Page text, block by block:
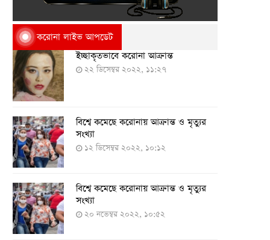
করোনা লাইভ আপডেট
ইচ্ছাকৃতভাবে করোনা আক্রান্ত
২২ ডিসেম্বর ২০২২, ১১:২৭
বিশ্বে কমেছে করোনায় আক্রান্ত ও মৃত্যুর
সংখ্যা
১২ ডিসেম্বর ২০২২, ১০:১২
বিশ্বে কমেছে করোনায় আক্রান্ত ও মৃত্যুর
সংখ্যা
২০ নভেম্বর ২০২২, ১০:৫২